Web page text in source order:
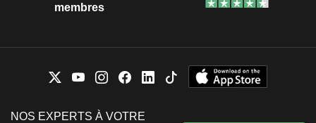
membres
NOS EXPERTS À VOTRE